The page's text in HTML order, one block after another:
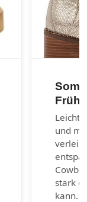
und
stark
kann.